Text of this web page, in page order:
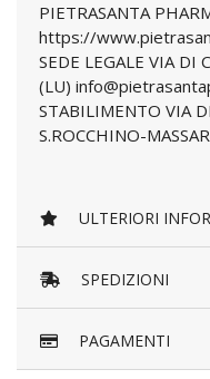
PIETRASANTA
https://
SEDE LEGALE VIA DI
(LU)
STABILIMENTO VIA
S.ROCCHINO-
ULTERIORI
SPEDIZIONI
PAGAMENTI